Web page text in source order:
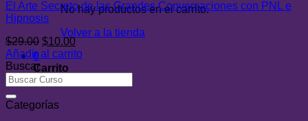
No hay productos en el carrito.
Volver a la tienda
0
Carrito
El Arte Secreto de las Grandes Conversaciones con PNL e
Hipnosis
$29.00 El
precio
original
era:
$29.00.
$10.00El
precio
$10.00.
Añadir al carrito
Buscar
Categorías